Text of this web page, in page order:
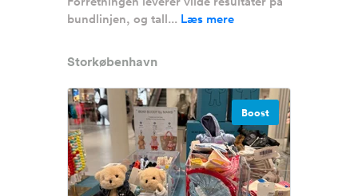
bundlinjen, og tall... Læs mere
Storkøbenhavn
Boost